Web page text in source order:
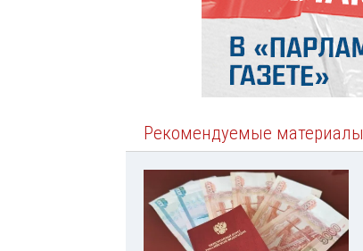
Рекомендуемые материалы